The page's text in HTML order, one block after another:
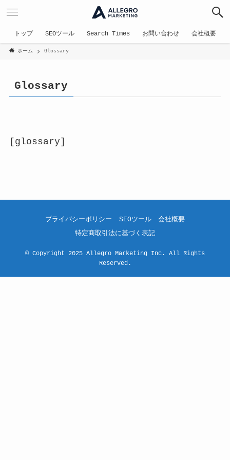
トップ SEOツール Search Times お問い合わせ 会社概要
ホーム Glossary
Glossary
[glossary]
プライバシーポリシー SEOツール
会社概要
特定商取引法に基づく表記
© Copyright 2025 Allegro Marketing Inc. All Rights
Reserved.